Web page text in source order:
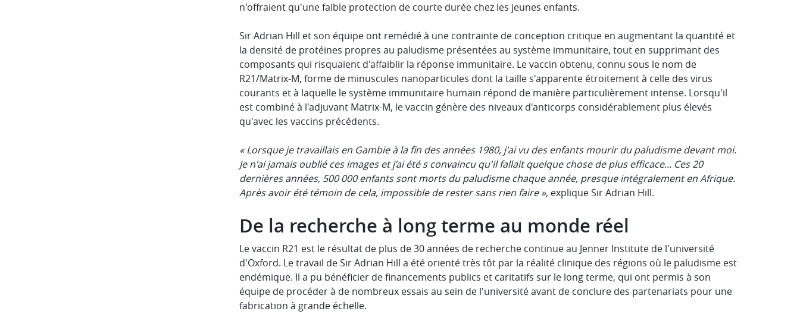
n'offraient qu'une faible protection de courte durée chez les jeunes enfants.
Sir Adrian Hill et son équipe ont remédié à une contrainte de conception critique en augmentant la quantité et
la densité de protéines propres au paludisme présentées au système immunitaire, tout en supprimant des
composants qui risquaient d'affaiblir la réponse immunitaire. Le vaccin obtenu, connu sous le nom de
R21/Matrix-M, forme de minuscules nanoparticules dont la taille s'apparente étroitement à celle des virus
courants et à laquelle le système immunitaire humain répond de manière particulièrement intense. Lorsqu'il
est combiné à l'adjuvant Matrix-M, le vaccin génère des niveaux d'anticorps considérablement plus élevés
qu'avec les vaccins précédents.
« Lorsque je travaillais en Gambie à la fin des années 1980, j'ai vu des enfants mourir du paludisme devant moi.
Je n'ai jamais oublié ces images et j’ai été s convaincu qu'il fallait quelque chose de plus efficace... Ces 20
dernières années, 500 000 enfants sont morts du paludisme chaque année, presque intégralement en Afrique.
Après avoir été témoin de cela, impossible de rester sans rien faire », explique Sir Adrian Hill.
De la recherche à long terme au monde réel
Le vaccin R21 est le résultat de plus de 30 années de recherche continue au Jenner Institute de l'université
d'Oxford. Le travail de Sir Adrian Hill a été orienté très tôt par la réalité clinique des régions où le paludisme est
endémique. Il a pu bénéficier de financements publics et caritatifs sur le long terme, qui ont permis à son
équipe de procéder à de nombreux essais au sein de l'université avant de conclure des partenariats pour une
fabrication à grande échelle.